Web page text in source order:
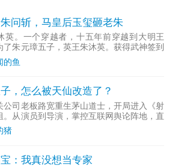
问斩，马皇后玉玺砸老朱
英。一个穿越者，十五年前穿越到大明王
了朱元璋五子，英王朱沐英。获得武神签到
第一年签到武神境。】【第二年签到十万大
】【第三年签到百万石粮草。】【第四年武
的鱼
，怎么被天仙改造了？
公司老板路宽重生茅山道士，开局进入《射
。从演员到导演，掌控互联网舆论阵地，直
...
猪
：我真没想当专家